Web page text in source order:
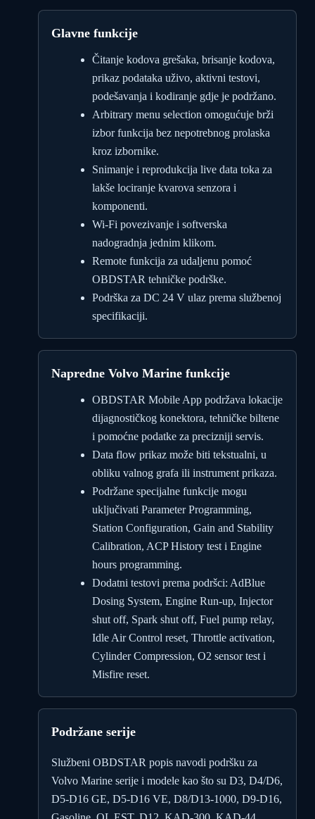
Glavne funkcije
Čitanje kodova grešaka, brisanje kodova,
prikaz podataka uživo, aktivni testovi,
podešavanja i kodiranje gdje je podržano.
Arbitrary menu selection omogućuje brži
izbor funkcija bez nepotrebnog prolaska
kroz izbornike.
Snimanje i reprodukcija live data toka za
lakše lociranje kvarova senzora i
komponenti.
Wi-Fi povezivanje i softverska
nadogradnja jednim klikom.
Remote funkcija za udaljenu pomoć
OBDSTAR tehničke podrške.
Podrška za DC 24 V ulaz prema službenoj
specifikaciji.
Napredne Volvo Marine funkcije
OBDSTAR Mobile App podržava lokacije
dijagnostičkog konektora, tehničke biltene
i pomoćne podatke za precizniji servis.
Data flow prikaz može biti tekstualni, u
obliku valnog grafa ili instrument prikaza.
Podržane specijalne funkcije mogu
uključivati Parameter Programming,
Station Configuration, Gain and Stability
Calibration, ACP History test i Engine
hours programming.
Dodatni testovi prema podršci: AdBlue
Dosing System, Engine Run-up, Injector
shut off, Spark shut off, Fuel pump relay,
Idle Air Control reset, Throttle activation,
Cylinder Compression, O2 sensor test i
Misfire reset.
Podržane serije
Službeni OBDSTAR popis navodi podršku za
Volvo Marine serije i modele kao što su D3, D4/D6,
D5-D16 GE, D5-D16 VE, D8/D13-1000, D9-D16,